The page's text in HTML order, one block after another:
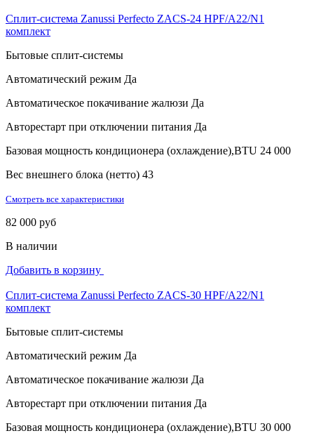
Сплит-система Zanussi Perfecto ZACS-24 HPF/A22/N1
комплект
Бытовые сплит-системы
Автоматический режим Да
Автоматическое покачивание жалюзи Да
Авторестарт при отключении питания Да
Базовая мощность кондиционера (охлаждение),BTU 24 000
Вес внешнего блока (нетто) 43
Смотреть все характеристики
82 000 руб
В наличии
Добавить в корзину
Сплит-система Zanussi Perfecto ZACS-30 HPF/A22/N1
комплект
Бытовые сплит-системы
Автоматический режим Да
Автоматическое покачивание жалюзи Да
Авторестарт при отключении питания Да
Базовая мощность кондиционера (охлаждение),BTU 30 000